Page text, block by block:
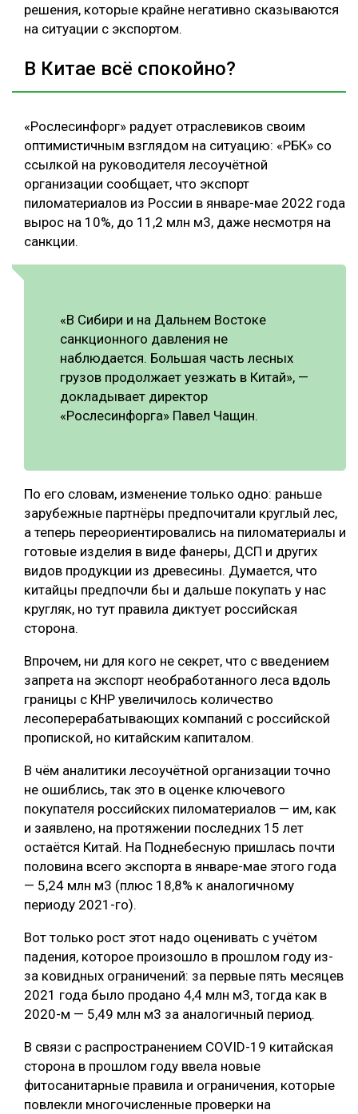
решения, которые крайне негативно сказываются
на ситуации с экспортом.
В Китае всё спокойно?
«Рослесинфорг» радует отраслевиков своим
оптимистичным взглядом на ситуацию: «РБК» со
ссылкой на руководителя лесоучётной
организации сообщает, что экспорт
пиломатериалов из России в январе-мае 2022 года
вырос на 10%, до 11,2 млн м3, даже несмотря на
санкции.
«В Сибири и на Дальнем Востоке
санкционного давления не
наблюдается. Большая часть лесных
грузов продолжает уезжать в Китай», —
докладывает директор
«Рослесинфорга» Павел Чащин.
По его словам, изменение только одно: раньше
зарубежные партнёры предпочитали круглый лес,
а теперь переориентировались на пиломатериалы и
готовые изделия в виде фанеры, ДСП и других
видов продукции из древесины. Думается, что
китайцы предпочли бы и дальше покупать у нас
кругляк, но тут правила диктует российская
сторона.
Впрочем, ни для кого не секрет, что с введением
запрета на экспорт необработанного леса вдоль
границы с КНР увеличилось количество
лесоперерабатывающих компаний с российской
пропиской, но китайским капиталом.
В чём аналитики лесоучётной организации точно
не ошиблись, так это в оценке ключевого
покупателя российских пиломатериалов — им, как
и заявлено, на протяжении последних 15 лет
остаётся Китай. На Поднебесную пришлась почти
половина всего экспорта в январе-мае этого года
— 5,24 млн м3 (плюс 18,8% к аналогичному
периоду 2021-го).
Вот только рост этот надо оценивать с учётом
падения, которое произошло в прошлом году из-
за ковидных ограничений: за первые пять месяцев
2021 года было продано 4,4 млн м3, тогда как в
2020-м — 5,49 млн м3 за аналогичный период.
В связи с распространением COVID-19 китайская
сторона в прошлом году ввела новые
фитосанитарные правила и ограничения, которые
повлекли многочисленные проверки на